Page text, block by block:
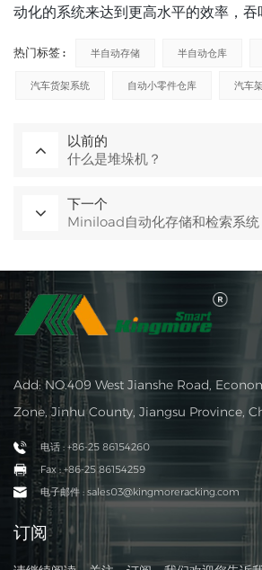
动化的系统来达到更高水平的效率，吞
热门标签 : 半自动存储 半自动仓库
汽车货架系统 自动小零件仓库 汽车架
以前的
什么是堆垛机？
下一个
Miniload自动化存储和检索系统
Add: NO.409 West Jianshe Road,
Zone, Jinhu County, Jiangsu Province,
电话 : +86-25 86154260
Fax : +86-25 86154259
电子邮件 : sales03@kingmoreracking.com
订阅